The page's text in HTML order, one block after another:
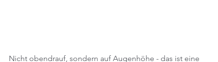
Nicht obendrauf, sondern auf Augenhöhe - das ist eine